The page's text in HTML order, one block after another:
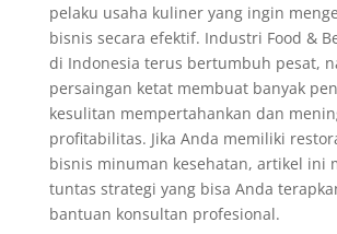
pelaku usaha kuliner yang ingin
bisnis secara efektif. Industri Food &
di Indonesia terus bertumbuh pesat,
persaingan ketat membuat banyak
kesulitan mempertahankan dan
profitabilitas. Jika Anda memiliki
bisnis minuman kesehatan, artikel ini
tuntas strategi yang bisa Anda
bantuan konsultan profesional.